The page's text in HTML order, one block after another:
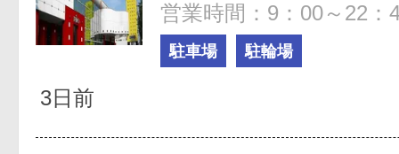
営業時間：9：00～22：
駐車場 駐輪場
3日前